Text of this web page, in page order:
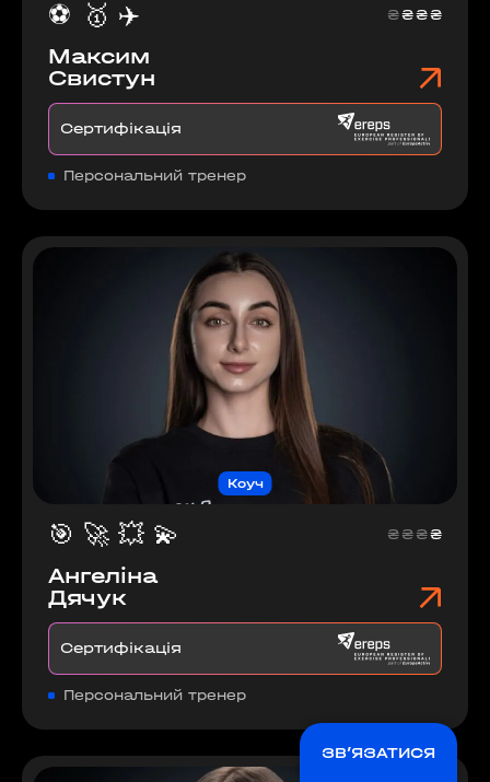
⚽️ 🥇 ✈️ ₴
₴
₴
₴
Максим
Свистун
Сертифікація
Персональний тренер
Коуч
🎯 🚀 💥 💫 ₴
₴
₴
₴
Ангеліна
Дячук
Сертифікація
Персональний тренер
ЗВ’ЯЗАТИСЯ